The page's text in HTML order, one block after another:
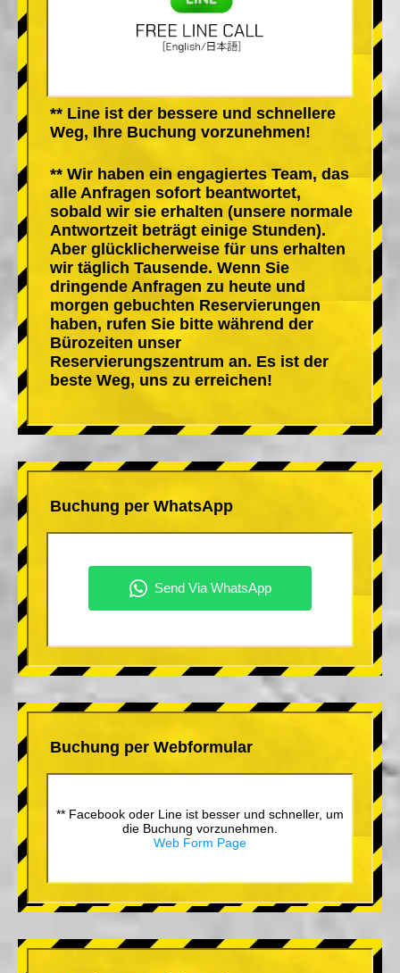
** Line ist der bessere und schnellere
Weg, Ihre Buchung vorzunehmen!
** Wir haben ein engagiertes Team, das
alle Anfragen sofort beantwortet,
sobald wir sie erhalten (unsere normale
Antwortzeit beträgt einige Stunden).
Aber glücklicherweise für uns erhalten
wir täglich Tausende. Wenn Sie
dringende Anfragen zu heute und
morgen gebuchten Reservierungen
haben, rufen Sie bitte während der
Bürozeiten unser
Reservierungszentrum an. Es ist der
beste Weg, uns zu erreichen!
Buchung per WhatsApp
Buchung per Webformular
** Facebook oder Line ist besser und schneller, um
die Buchung vorzunehmen.
Web Form Page